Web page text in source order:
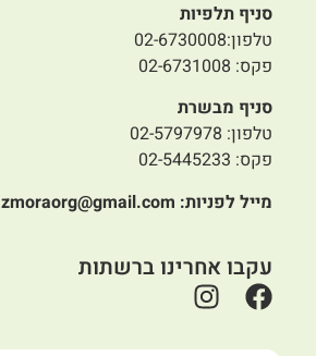
סניף תלפיות
טלפון:02-6730008
פקס: 02-6731008
סניף מבשרת
טלפון: 02-5797978
פקס: 02-5445233
מייל לפניות: zmoraorg@gmail.com
עקבו אחרינו ברשתות